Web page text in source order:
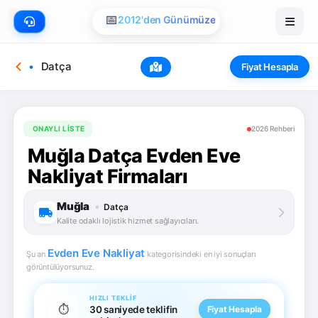
📅2012'den Günümüze
Datça Fiyat Hesapla
ONAYLI LISTE 2026 Rehberi
Muğla Datça Evden Eve
Nakliyat Firmaları
Muğla • Datça
Kalite odaklı lojistik hizmet sağlayıcıları.
Şu an Evden Eve Nakliyat kategorisindeki en iyi sonuçları
görüntülüyorsunuz.
⏱️
HIZLI TEKLIF
30 saniyede teklifin
Fiyat Hesapla